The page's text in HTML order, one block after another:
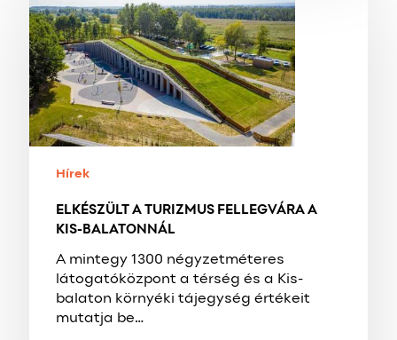
TURIZMUS
FELLEGVÁRA
A
KIS-
BALATONNÁL
Hírek
ELKÉSZÜLT A TURIZMUS FELLEGVÁRA A
KIS-BALATONNÁL
A mintegy 1300 négyzetméteres
látogatóközpont a térség és a Kis-
balaton környéki tájegység értékeit
mutatja be…